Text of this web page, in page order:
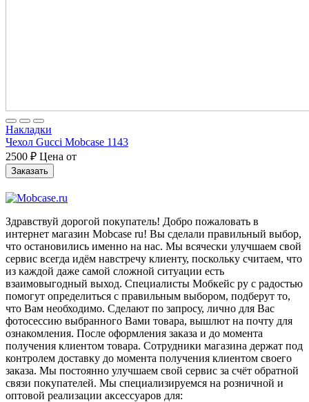
Накладки
Чехол Gucci Mobcase 1143
2500 ₽ Цена от
Заказать
Здравствуй дорогой покупатель! Добро пожаловать в
интернет магазин Mobcase ru! Вы сделали правильный выбор,
что остановились именно на нас. Мы всячески улучшаем свой
сервис всегда идём навстречу клиенту, поскольку считаем, что
из каждой даже самой сложной ситуации есть
взаимовыгодный выход. Специалисты Мобкейс ру с радостью
помогут определиться с правильным выбором, подберут то,
что Вам необходимо. Сделают по запросу, лично для Вас
фотосессию выбранного Вами товара, вышлют на почту для
ознакомления. После оформления заказа и до момента
получения клиентом товара. Сотрудники магазина держат под
контролем доставку до момента получения клиентом своего
заказа. Мы постоянно улучшаем свой сервис за счёт обратной
связи покупателей. Мы специализируемся на розничной и
оптовой реализации аксессуаров для: